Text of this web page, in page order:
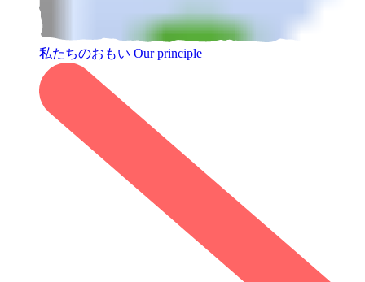
私たちのおもい Our principle